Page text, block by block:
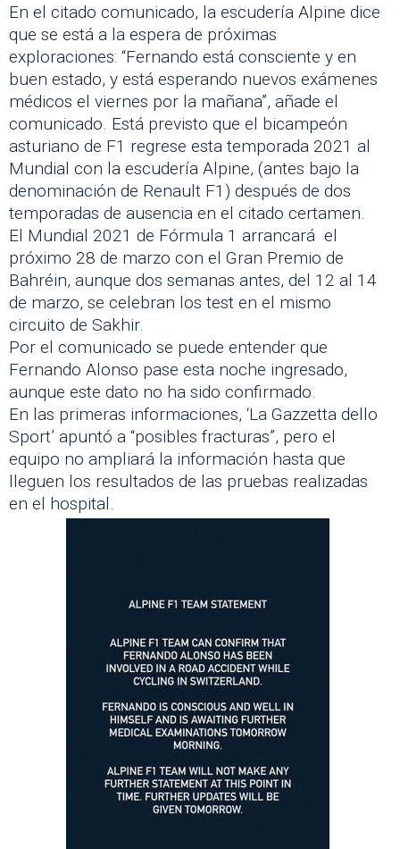
En el citado comunicado, la escudería Alpine dice
que se está a la espera de próximas
exploraciones: “Fernando está consciente y en
buen estado, y está esperando nuevos exámenes
médicos el viernes por la mañana”, añade el
comunicado. Está previsto que el bicampeón
asturiano de F1 regrese esta temporada 2021 al
Mundial con la escudería Alpine, (antes bajo la
denominación de Renault F1) después de dos
temporadas de ausencia en el citado certamen.
El Mundial 2021 de Fórmula 1 arrancará el
próximo 28 de marzo con el Gran Premio de
Bahréin, aunque dos semanas antes, del 12 al 14
de marzo, se celebran los test en el mismo
circuito de Sakhir.
Por el comunicado se puede entender que
Fernando Alonso pase esta noche ingresado,
aunque este dato no ha sido confirmado.
En las primeras informaciones, ‘La Gazzetta dello
Sport’ apuntó a “posibles fracturas”, pero el
equipo no ampliará la información hasta que
lleguen los resultados de las pruebas realizadas
en el hospital.